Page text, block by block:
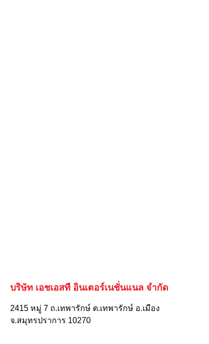
บริษัท เอชเอสที อินเตอร์เนชั่นแนล จำกัด
2415 หมู่ 7 ถ.เทพารักษ์ ต.เทพารักษ์ อ.เมือง
จ.สมุทรปราการ 10270